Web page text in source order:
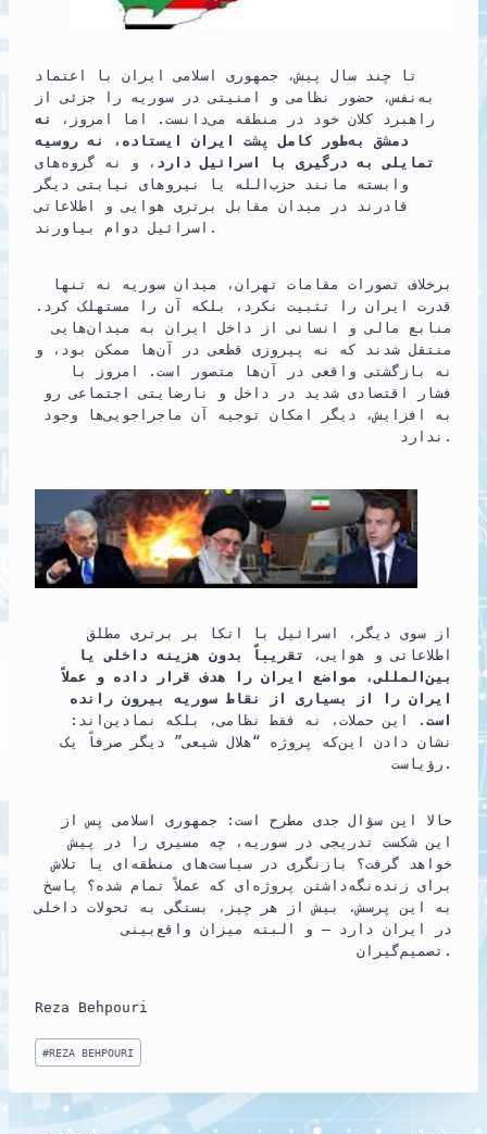
تا چند سال پیش، جمهوری اسلامی ایران با اعتماد
به‌نفس، حضور نظامی و امنیتی در سوریه را جزئی از
راهبرد کلان خود در منطقه می‌دانست. اما امروز،
نه
دمشق به‌طور کامل پشت ایران ایستاده، نه روسیه
تمایلی به درگیری با اسرائیل دارد ، و نه گروه‌های
وابسته مانند حزب‌الله یا نیروهای نیابتی دیگر
قادرند در میدان مقابل برتری هوایی و اطلاعاتی
اسرائیل دوام بیاورند.
برخلاف تصورات مقامات تهران، میدان سوریه نه تنها
قدرت ایران را تثبیت نکرد، بلکه آن را مستهلک کرد.
منابع مالی و انسانی از داخل ایران به میدان‌هایی
منتقل شدند که نه پیروزی قطعی در آن‌ها ممکن بود، و
نه بازگشتی واقعی در آن‌ها متصور است. امروز با
فشار اقتصادی شدید در داخل و نارضایتی اجتماعی رو
به افزایش، دیگر امکان توجیه آن ماجراجویی‌ها وجود
ندارد.
از سوی دیگر، اسرائیل با اتکا بر برتری مطلق
اطلاعاتی و هوایی،
تقریباً بدون هزینه داخلی یا
بین‌المللی، مواضع ایران را هدف قرار داده و عملاً
ایران را از بسیاری از نقاط سوریه بیرون رانده
است . این حملات، نه فقط نظامی، بلکه نمادین‌اند:
نشان دادن این‌که پروژه “هلال شیعی” دیگر صرفاً یک
رؤیاست.
حالا این سؤال جدی مطرح است: جمهوری اسلامی پس از
این شکست تدریجی در سوریه، چه مسیری را در پیش
خواهد گرفت؟ بازنگری در سیاست‌های منطقه‌ای یا تلاش
برای زنده‌نگه‌داشتن پروژه‌ای که عملاً تمام شده؟ پاسخ
به این پرسش، بیش از هر چیز، بستگی به تحولات داخلی
در ایران دارد — و البته میزان واقع‌بینی
تصمیم‌گیران.
Reza Behpouri
Post
Tags:
#REZA BEHPOURI